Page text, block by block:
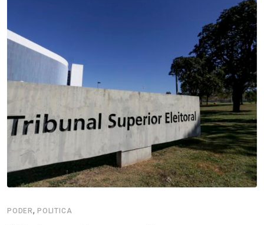
PODER, POLITICA